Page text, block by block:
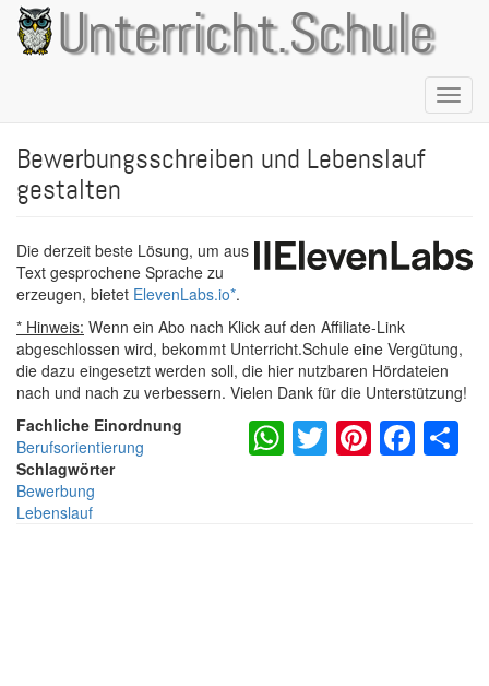
Direkt
zum
Inhalt
Unterricht.Schule
Bewerbungsschreiben und Lebenslauf
gestalten
Die derzeit beste Lösung, um aus
Text gesprochene Sprache zu
erzeugen, bietet ElevenLabs.io*.
* Hinweis: Wenn ein Abo nach Klick auf den Affiliate-Link
abgeschlossen wird, bekommt Unterricht.Schule eine Vergütung,
die dazu eingesetzt werden soll, die hier nutzbaren Hördateien
nach und nach zu verbessern. Vielen Dank für die Unterstützung!
Fachliche Einordnung
Berufsorientierung
Schlagwörter
Bewerbung
Lebenslauf
WhatsApp
Twitter